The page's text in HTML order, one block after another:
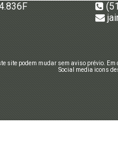
site podem mudar sem aviso prévio.
Social media icons